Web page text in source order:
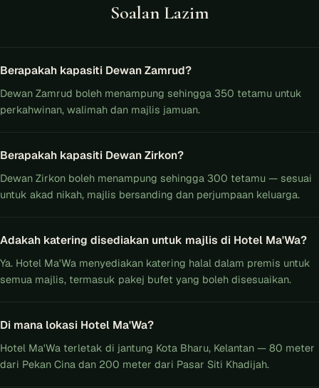
Soalan Lazim
Berapakah kapasiti Dewan Zamrud?
Dewan Zamrud boleh menampung sehingga 350 tetamu untuk
perkahwinan, walimah dan majlis jamuan.
Berapakah kapasiti Dewan Zirkon?
Dewan Zirkon boleh menampung sehingga 300 tetamu — sesuai
untuk akad nikah, majlis bersanding dan perjumpaan keluarga.
Adakah katering disediakan untuk majlis di Hotel Ma'Wa?
Ya. Hotel Ma'Wa menyediakan katering halal dalam premis untuk
semua majlis, termasuk pakej bufet yang boleh disesuaikan.
Di mana lokasi Hotel Ma'Wa?
Hotel Ma'Wa terletak di jantung Kota Bharu, Kelantan — 80 meter
dari Pekan Cina dan 200 meter dari Pasar Siti Khadijah.